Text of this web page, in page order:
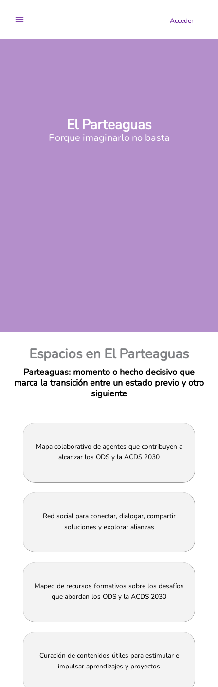
Acceder
El Parteaguas
Porque imaginarlo no basta
Espacios en El Parteaguas
Parteaguas: momento o hecho decisivo que
marca la transición entre un estado previo y otro
siguiente
Mapa colaborativo de agentes que contribuyen a
alcanzar los ODS y la ACDS 2030
Red social para conectar, dialogar, compartir
soluciones y explorar alianzas
Mapeo de recursos formativos sobre los desafíos
que abordan los ODS y la ACDS 2030
Curación de contenidos útiles para estimular e
impulsar aprendizajes y proyectos